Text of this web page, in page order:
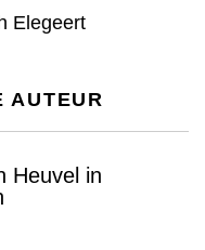
Elegeert
AUTEUR
Heuvel in